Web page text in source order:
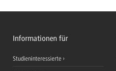
Informationen für
Studieninteressierte